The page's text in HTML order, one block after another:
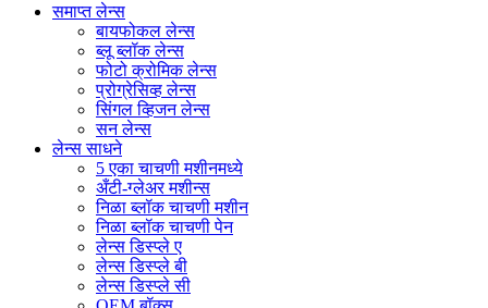
समाप्त लेन्स
बायफोकल लेन्स
ब्लू ब्लॉक लेन्स
फोटो क्रोमिक लेन्स
प्रोग्रेसिव्ह लेन्स
सिंगल व्हिजन लेन्स
सन लेन्स
लेन्स साधने
5 एका चाचणी मशीनमध्ये
अँटी-ग्लेअर मशीन्स
निळा ब्लॉक चाचणी मशीन
निळा ब्लॉक चाचणी पेन
लेन्स डिस्प्ले ए
लेन्स डिस्प्ले बी
लेन्स डिस्प्ले सी